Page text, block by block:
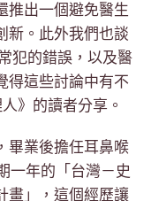
推出一個避免醫生
新。此外我們也談
犯的錯誤，以及醫
得這些討論中有不
》的讀者分享。
畢業後擔任耳鼻喉
一年的「台灣－史
畫」，這個經歷讓